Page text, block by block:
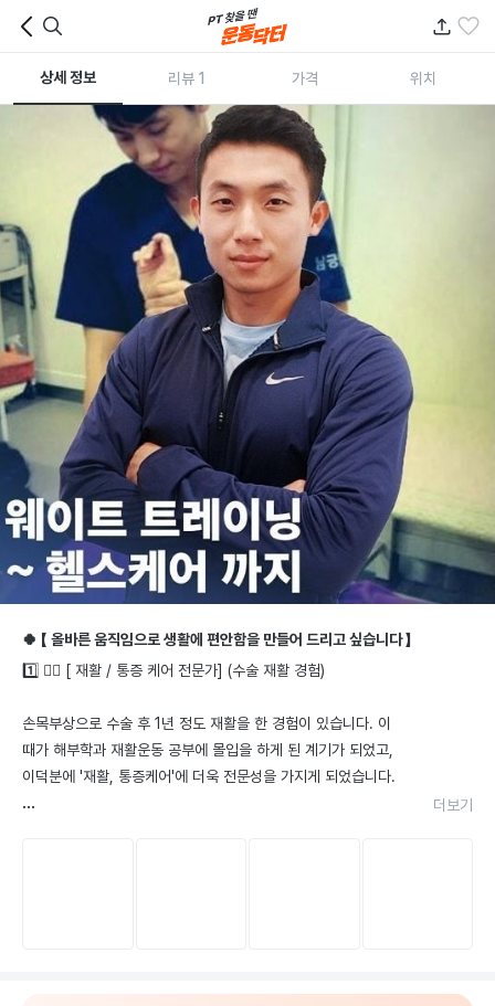
상세 정보 리뷰 1 가격 위치
이재헌선생님
검증 자격3
🍀 【 올바른 움직임으로 생활에 편안함을 만들어 드리고 싶습니다 】
1️⃣ 🙋‍♂️ [ 재활 / 통증 케어 전문가] (수술 재활 경험)
손목부상으로 수술 후 1년 정도 재활을 한 경험이 있습니다. 이
때가 해부학과 재활운동 공부에 몰입을 하게 된 계기가 되었고,
이덕분에 '재활, 통증케어'에 더욱 전문성을 가지게 되었습니다.
더보기